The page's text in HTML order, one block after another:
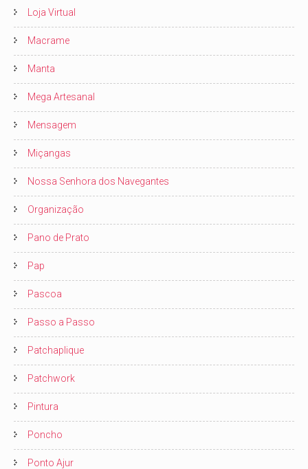
Loja Virtual
Macrame
Manta
Mega Artesanal
Mensagem
Miçangas
Nossa Senhora dos Navegantes
Organização
Pano de Prato
Pap
Pascoa
Passo a Passo
Patchaplique
Patchwork
Pintura
Poncho
Ponto Ajur